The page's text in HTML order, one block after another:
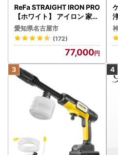
ReFa STRAIGHT IRON PRO
【ホワイト】 アイロン 家電
美容 リファ アイロン
愛知県名古屋市
(172)
77,000
7